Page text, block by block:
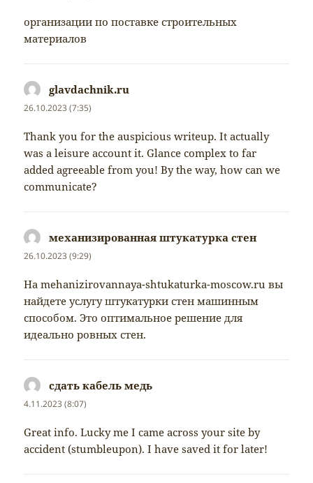
организации по поставке строительных
материалов
glavdachnik.ru
26.10.2023 (7:35)
Thank you for the auspicious writeup. It actually
was a leisure account it. Glance complex to far
added agreeable from you! By the way, how can we
communicate?
механизированная штукатурка стен
26.10.2023 (9:29)
На mehanizirovannaya-shtukaturka-moscow.ru вы
найдете услугу штукатурки стен машинным
способом. Это оптимальное решение для
идеально ровных стен.
сдать кабель медь
4.11.2023 (8:07)
Great info. Lucky me I came across your site by
accident (stumbleupon). I have saved it for later!